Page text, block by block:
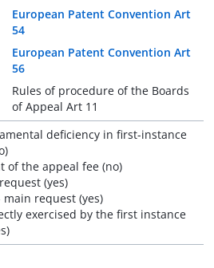
European Patent Convention Art
54
European Patent Convention Art
56
Rules of procedure of the Boards
of Appeal Art 11
deficiency in first-instance
of the appeal fee (no)
(yes)
request (yes)
exercised by the first instance